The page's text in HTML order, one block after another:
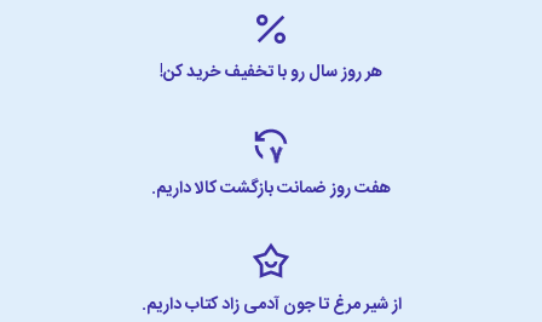
هر روز سال رو با تخفیف خرید کن!
هفت روز ضمانت بازگشت کالا داریم.
از شیر مرغ تا جون آدمی زاد کتاب داریم.